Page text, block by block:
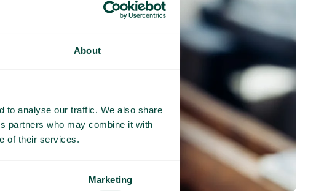
About
to analyse our traffic. We also share
partners who may combine it with
of their services.
Marketing